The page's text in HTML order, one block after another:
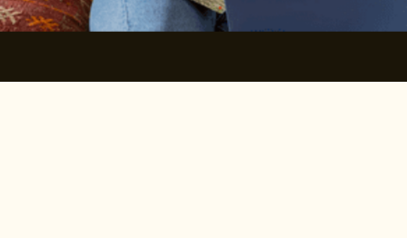
Ubuntu es un término del sur de África en el que el